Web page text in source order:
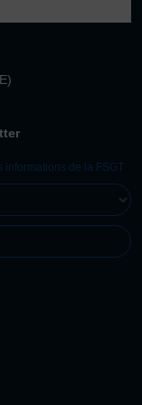
informations de la FSGT